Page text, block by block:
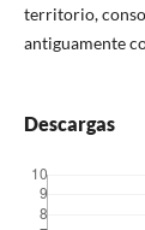
territorio,
antiguamente
Descargas